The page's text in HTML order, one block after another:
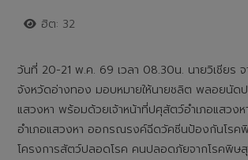
ฮิต: 32
วันที่ 20-21 พ.ค. 69 เวลา 08.30น. นายวิเชียร
จังหวัดอ่างทอง มอบหมายให้นายชลิต พลอยนัด
แสวงหา พร้อมด้วยเจ้าหน้าที่ปศุสัตว์อำเภอแสวง
อำเภอแสวงหา ออกรณรงค์ฉีดวัคซีนป้องกันโรค
โครงการสัตว์ปลอดโรค คนปลอดภัยจากโรคพิษ